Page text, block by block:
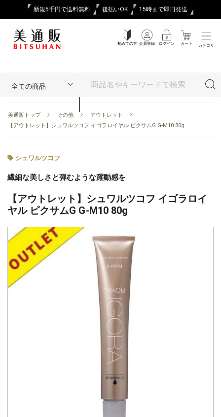
新規5千円で送料無料 後払いOK 15時まで即日発送
初めての方 会員登録 ログイン カート カテゴリ
美通販トップ その他
アウトレット
【アウトレット】シュワルツコフ イゴラロイヤル ピクサムG G-M10 80g
シュワルツコフ
繊細な美しさと弾むような躍動感を
【アウトレット】シュワルツコフ イゴラロイ
ヤル ピクサムG G-M10 80g